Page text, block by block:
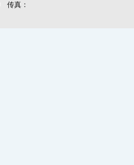
传真：